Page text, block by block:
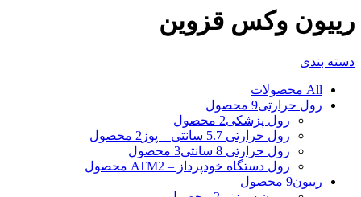
رییون وکس قزوین
دسته بندی
All محصولات
رول حرارتی9 محصول
رول پزشکی2 محصول
رول حرارتی 5.7 سانتی – پوز
2 محصول
رول حرارتی 8 سانتی
3 محصول
رول دستگاه خودپرداز – ATM 2 محصول
ریبون9 محصول